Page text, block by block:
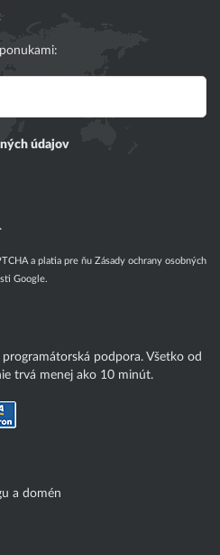
údajov
a platia pre ňu Zásady ochrany osobných
Google.
podpora. Všetko od
trvá menej ako 10 minút.
a domén